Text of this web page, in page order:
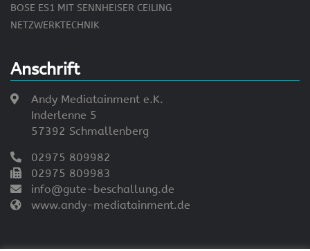
Anschrift
Andy Mediatainment e.K.
Inderlenne 5
57392 Schmallenberg
02975 809982
02975 809983
info@gute-beschallung.de
www.andy-mediatainment.de
BOSE ES1 MIT SENNHEISER CEILING
NETZWERKTECHNIK